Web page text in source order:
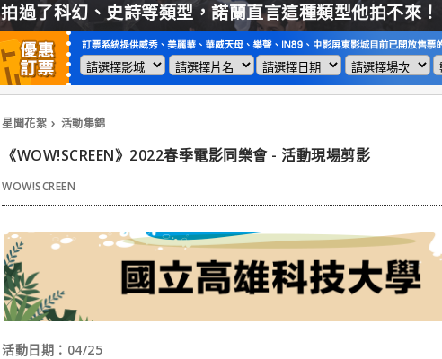
拍過了科幻、史詩等類型，諾蘭直言這種類型他拍不來！
星聞花絮 活動集錦
《WOW!SCREEN》2022春季電影同樂會 - 活動現場剪影
WOW!SCREEN
活動日期：04/25